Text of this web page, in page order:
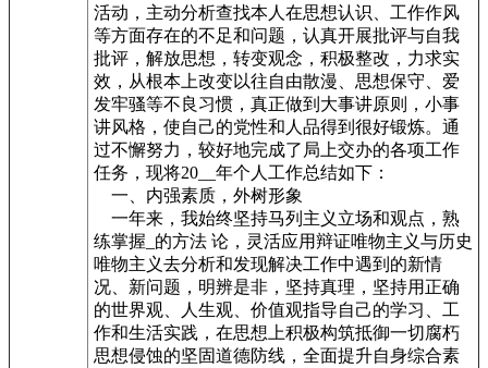
活动，主动分析查找本人在思想认识、工作作风
等方面存在的不足和问题，认真开展批评与自我
批评，解放思想，转变观念，积极整改，力求实
效，从根本上改变以往自由散漫、思想保守、爱
发牢骚等不良习惯，真正做到大事讲原则，小事
讲风格，使自己的党性和人品得到很好锻炼。通
过不懈努力，较好地完成了局上交办的各项工作
任务，现将20__年个人工作总结如下：
一、内强素质，外树形象
一年来，我始终坚持马列主义立场和观点，熟
练掌握 的方法 论，灵活应用辩证唯物主义与历史
唯物主义去分析和发现解决工作中遇到的新情
况、新问题，明辨是非，坚持真理，坚持用正确
的世界观、人生观、价值观指导自己的学习、工
作和生活实践，在思想上积极构筑抵御一切腐朽
思想侵蚀的坚固道德防线，全面提升自身综合素